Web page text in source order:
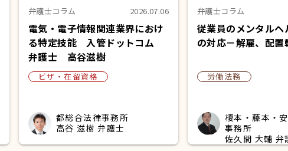
弁護士コラム 2026.07.06
電気・電子情報関連業界におけ
る特定技能 入管ドットコム
弁護士 高谷滋樹
ビザ・在留資格
都総合法律事務所
高谷 滋樹 弁護士
弁護士コラム
従業員のメンタルヘ
の対応－解雇、配置
労働法務
榎本・藤本・
事務所
佐久間 大輔 弁